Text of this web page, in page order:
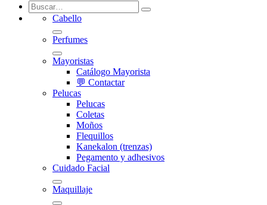
Cabello
Perfumes
Mayoristas
Catálogo Mayorista
💬 Contactar
Pelucas
Pelucas
Coletas
Moños
Flequillos
Kanekalon (trenzas)
Pegamento y adhesivos
Cuidado Facial
Maquillaje